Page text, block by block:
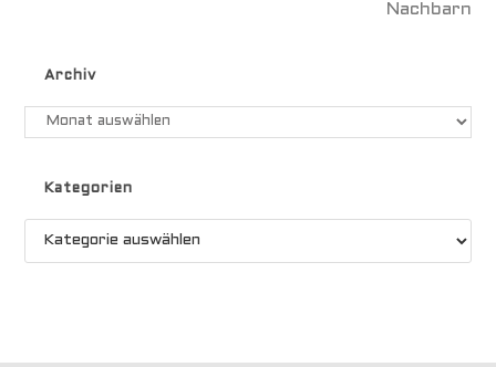
Nachbarn
Archiv
Kategorien